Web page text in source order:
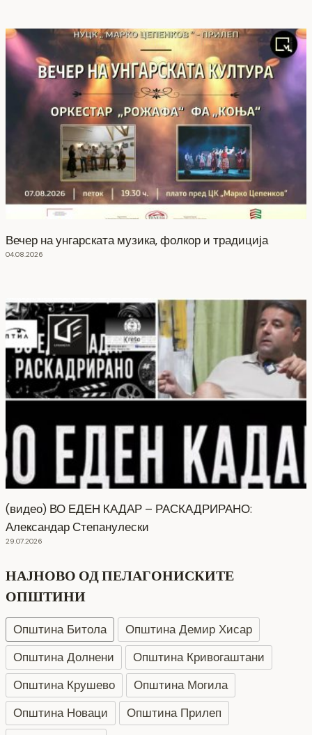
Вечер на унгарската музика, фолкор и традиција
04.08.2026
(видео) ВО ЕДЕН КАДАР – РАСКАДРИРАНО:
Александар Степанулески
29.07.2026
НАЈНОВО ОД ПЕЛАГОНИСКИТЕ
ОПШТИНИ
Општина Битола
Општина Демир Хисар
Општина Долнени
Општина Кривогаштани
Општина Крушево
Општина Могила
Општина Новаци
Општина Прилеп